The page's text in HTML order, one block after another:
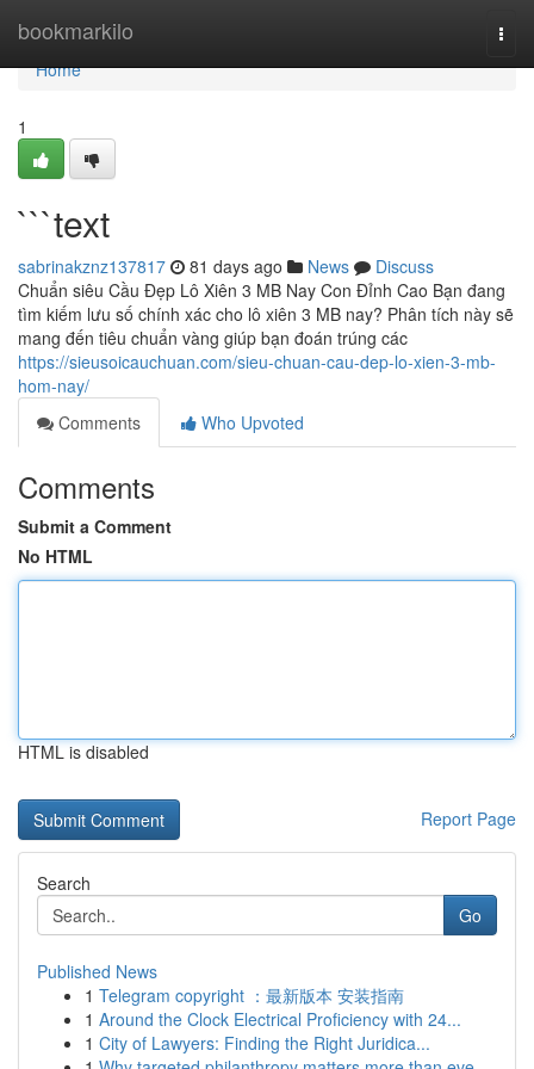
bookmarkilo
Home
Home
1
```text
sabrinakznz137817 81 days ago News
Discuss
Chuẩn siêu Cầu Đẹp Lô Xiên 3 MB Nay Con Đỉnh Cao Bạn đang
tìm kiếm lưu số chính xác cho lô xiên 3 MB nay? Phân tích này sẽ
mang đến tiêu chuẩn vàng giúp bạn đoán trúng các
https://sieusoicauchuan.com/sieu-chuan-cau-dep-lo-xien-3-mb-
hom-nay/
Comments
Who Upvoted
Comments
Submit a Comment
No HTML
HTML is disabled
Report Page
Search
Go
Published News
1 Telegram copyright ：最新版本 安装指南
1 Around the Clock Electrical Proficiency with 24...
1 City of Lawyers: Finding the Right Juridica...